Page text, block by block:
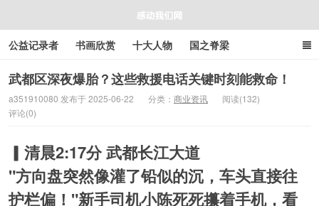
公益记录者 书画欣赏 十大人物 国之脊梁
好人好事 感人资讯 商业资讯 在线工具箱
武都区深夜爆胎？这些救援电话关键时刻能救命！
a351910080 发布于 2025-06-22 分类： 商业资讯
阅读(132)
评论(0)
▎清晨2:17分 武都长江大道
"方向盘突然像灌了铅似的沉，车头直接往
护栏偏！"新手司机小陈死死攥着手机，看